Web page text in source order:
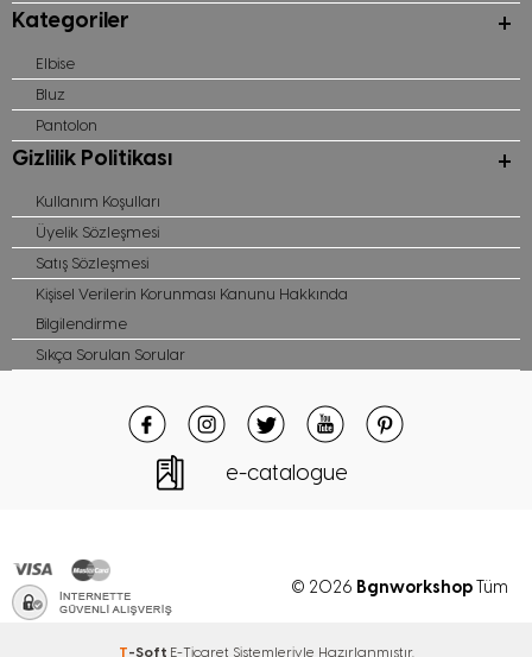
Kategoriler
Elbise
Bluz
Pantolon
Gizlilik Politikası
Kullanım Koşulları
Üyelik Sözleşmesi
Satış Sözleşmesi
Kişisel Verilerin Korunması Kanunu Hakkında
Bilgilendirme
Sıkça Sorulan Sorular
e-catalogue
© 2026 BgnworkshopTüm
hakları saklıdır
T-Soft E-Ticaret Sistemleriyle Hazırlanmıştır.